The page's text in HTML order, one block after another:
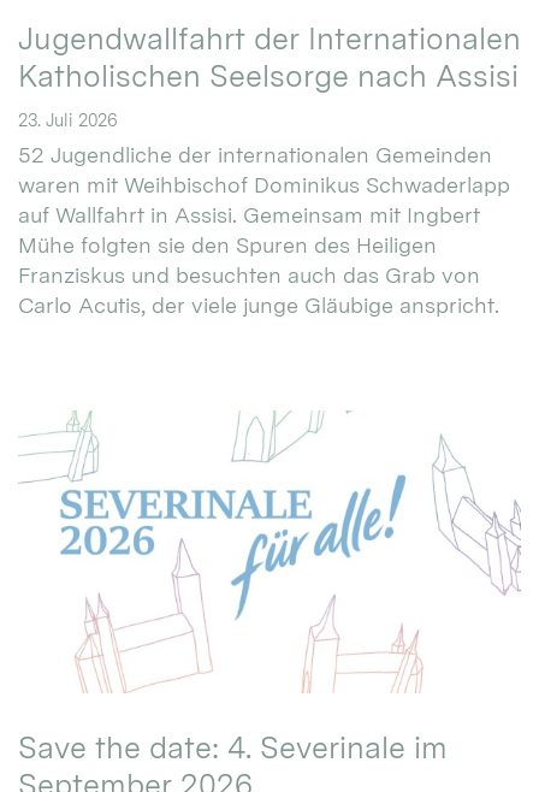
Jugendwallfahrt der Internationalen
Katholischen Seelsorge nach Assisi
23. Juli 2026
52 Jugendliche der internationalen Gemeinden
waren mit Weihbischof Dominikus Schwaderlapp
auf Wallfahrt in Assisi. Gemeinsam mit Ingbert
Mühe folgten sie den Spuren des Heiligen
Franziskus und besuchten auch das Grab von
Carlo Acutis, der viele junge Gläubige anspricht.
Save the date: 4. Severinale im
September 2026